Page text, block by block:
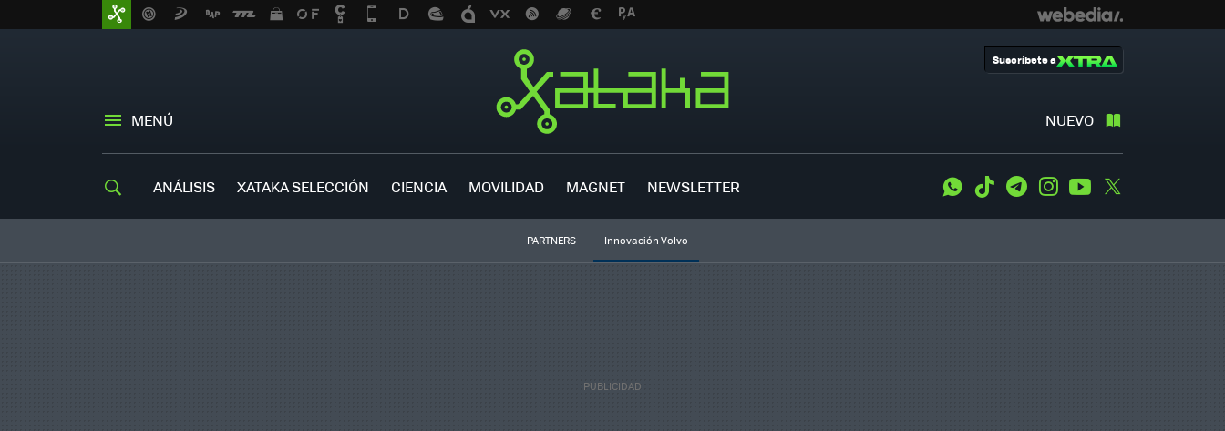
MENÚ NUEVO
Suscríbete a
ANÁLISIS XATAKA SELECCIÓN CIENCIA MOVILIDAD MAGNET NEWSLETTER WhatsApp
Tiktok TelegramInstagramYoutube
PARTNERS Innovación Volvo